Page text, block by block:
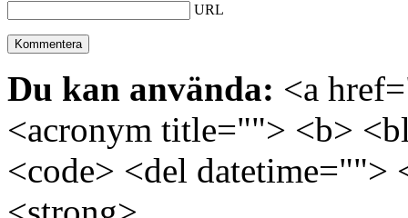
URL
Du kan använda: <a
<acronym title=""> <b>
<code> <del